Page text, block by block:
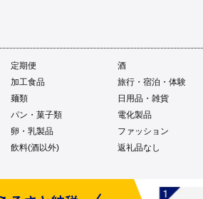
定期便
酒
加工食品
旅行・宿泊・体験
麺類
日用品・雑貨
パン・菓子類
電化製品
卵・乳製品
ファッション
飲料(酒以外) 返礼品なし